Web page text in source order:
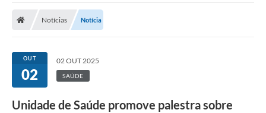
Notícias Notícia
OUT
02
02 OUT 2025
SAÚDE
Unidade de Saúde promove palestra sobre